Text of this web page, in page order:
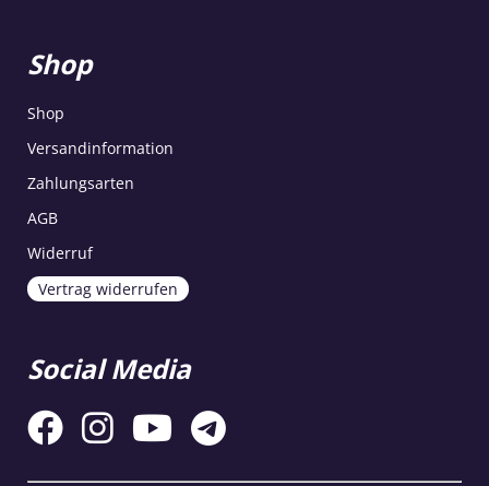
Shop
Shop
Versandinformation
Zahlungsarten
AGB
Widerruf
Vertrag widerrufen
Social Media